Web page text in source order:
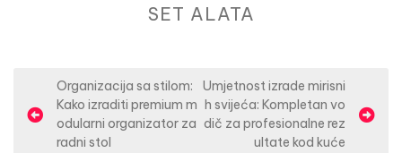
SET ALATA
a
Organizacija sa stilom:
Kako izraditi premium m
odularni organizator za
radni stol
Umjetnost izrade mirisni
h svijeća: Kompletan vo
dič za profesionalne rez
ultate kod kuće